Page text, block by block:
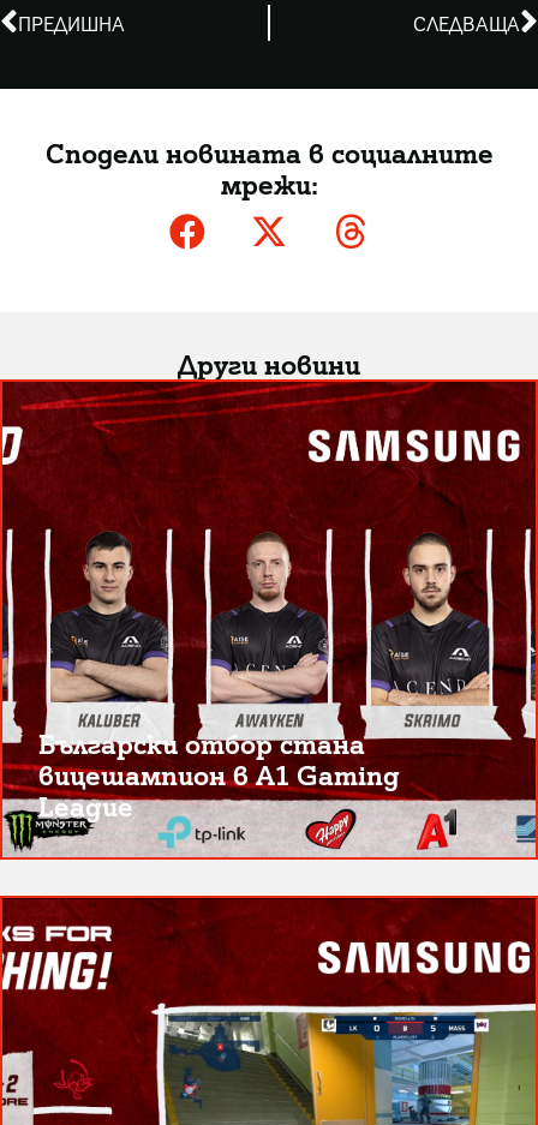
ПРЕДИШНА СЛЕДВАЩА
Сподели новината в социалните
мрежи:
Други новини
Български отбор стана
вицешампион в A1 Gaming
League